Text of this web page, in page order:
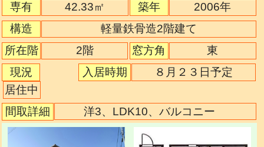
専有
42.33㎡ 築年
2006年
構造
軽量鉄骨造2階建て
所在階
2階 窓方角
東
現況
居住中
入居時期 ８月２３日予定
間取詳細 洋3、LDK10、バルコニー